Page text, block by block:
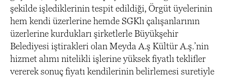
şekilde işlediklerinin tespit edildiği, Örgüt üyelerinin
hem kendi üzerlerine hemde SGKlı çalışanlarının
üzerlerine kurdukları şirketlerle Büyükşehir
Belediyesi iştirakleri olan Meyda A.ş Kültür A.ş.’nin
hizmet alımı nitelikli işlerine yüksek fiyatlı teklifler
vererek sonuç fiyatı kendilerinin belirlemesi suretiyle